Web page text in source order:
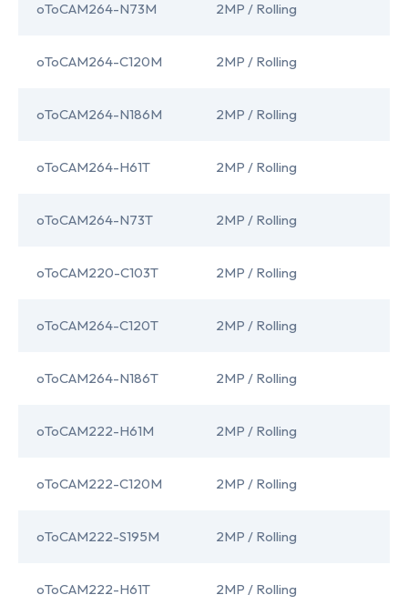
oToCAM264-N73M 2MP / Rolling
oToCAM264-C120M 2MP / Rolling
oToCAM264-N186M 2MP / Rolling
oToCAM264-H61T 2MP / Rolling
oToCAM264-N73T 2MP / Rolling
oToCAM220-C103T 2MP / Rolling
oToCAM264-C120T 2MP / Rolling
oToCAM264-N186T 2MP / Rolling
oToCAM222-H61M 2MP / Rolling
oToCAM222-C120M 2MP / Rolling
oToCAM222-S195M 2MP / Rolling
oToCAM222-H61T 2MP / Rolling